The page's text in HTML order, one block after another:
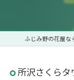
所沢さくらタ